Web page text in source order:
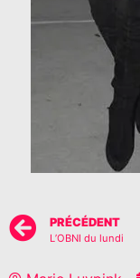
PRÉCÉDENT
L’OBNI du lundi